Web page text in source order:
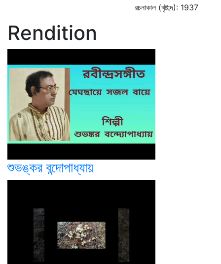
রচনাকাল (খৃষ্টাব্দ): 1937
Rendition
শুভঙ্কর বন্দোপাধ্যায়